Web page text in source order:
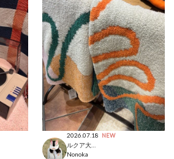
2026.07.18 NEW
ルクア大阪店
Nonoka